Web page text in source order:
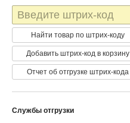
Штрих-
код
Найти товар по штрих-коду
Добавить штрих-код в корзину
Отчет об отгрузке штрих-кода
Службы отгрузки